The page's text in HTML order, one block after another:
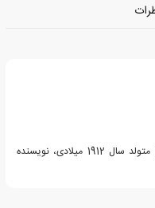
ژن رز فرانسواز شيباني (Jeanne Chaybany) متولد سال 1912 میلادی، نویسنده